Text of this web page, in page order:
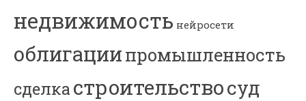
недвижимость нейросети
облигациипромышленность
сделкастроительствосуд